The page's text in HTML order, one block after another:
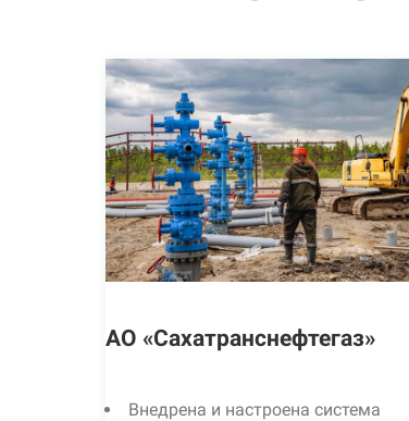
АО «Сахатранснефтегаз»
Внедрена и настроена система